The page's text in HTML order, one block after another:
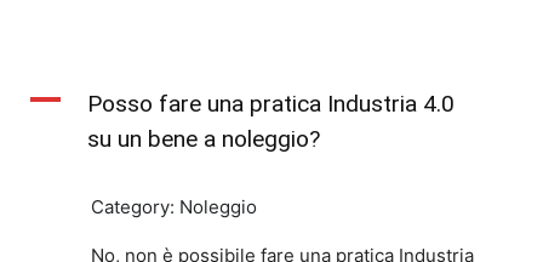
A
Posso fare una pratica Industria 4.0
su un bene a noleggio?
Category: Noleggio
No, non è possibile fare una pratica Industria